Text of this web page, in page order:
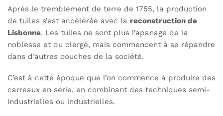
Après le tremblement de terre de 1755, la production
de tuiles s’est accélérée avec la reconstruction de
Lisbonne. Les tuiles ne sont plus l’apanage de la
noblesse et du clergé, mais commencent à se répandre
dans d’autres couches de la société.
C’est à cette époque que l’on commence à produire des
carreaux en série, en combinant des techniques semi-
industrielles ou industrielles.